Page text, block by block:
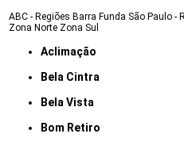
ABC - Regiões Barra Funda São Paulo -
Zona Norte Zona Sul
Aclimação
Bela Cintra
Bela Vista
Bom Retiro